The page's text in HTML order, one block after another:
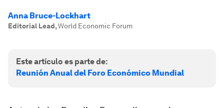
Anna Bruce-Lockhart
Editorial Lead,World Economic Forum
Este artículo es parte de:
Reunión Anual del Foro Económico Mundial